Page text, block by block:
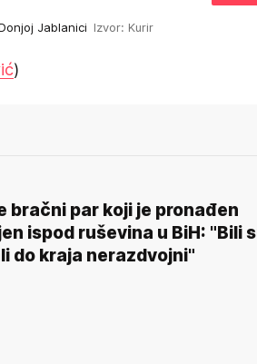
Jablanici Izvor: Kurir
)
bračni par koji je pronađen
ispod ruševina u BiH: "Bili
do kraja nerazdvojni"